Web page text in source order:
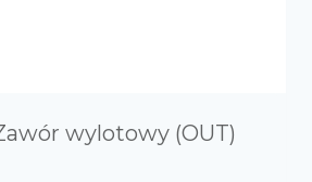
wylotowy (OUT)